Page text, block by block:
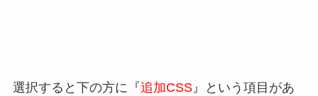
選択すると下の方に『追加CSS』という項目があ